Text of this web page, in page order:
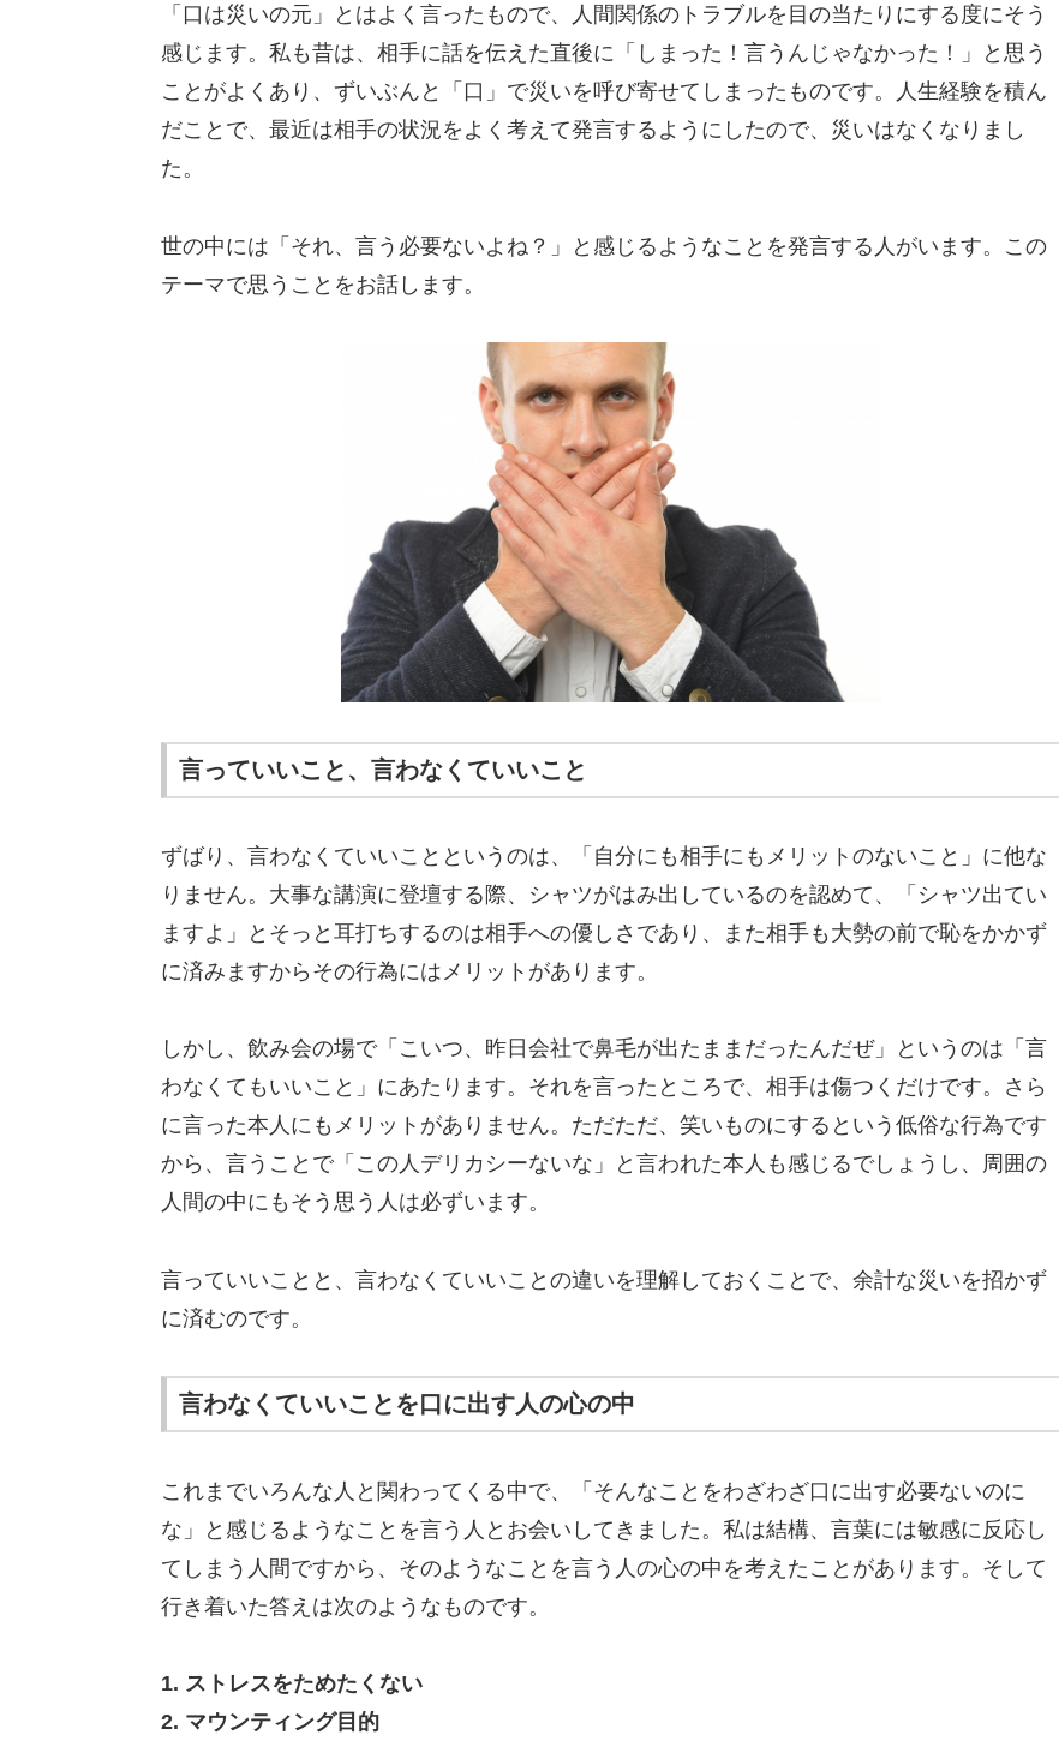
「口は災いの元」とはよく言ったもので、人間関係のトラブルを目の当たりにする度にそう
感じます。私も昔は、相手に話を伝えた直後に「しまった！言うんじゃなかった！」と思う
ことがよくあり、ずいぶんと「口」で災いを呼び寄せてしまったものです。人生経験を積ん
だことで、最近は相手の状況をよく考えて発言するようにしたので、災いはなくなりまし
た。
世の中には「それ、言う必要ないよね？」と感じるようなことを発言する人がいます。この
テーマで思うことをお話します。
言っていいこと、言わなくていいこと
ずばり、言わなくていいことというのは、「自分にも相手にもメリットのないこと」に他な
りません。大事な講演に登壇する際、シャツがはみ出しているのを認めて、「シャツ出てい
ますよ」とそっと耳打ちするのは相手への優しさであり、また相手も大勢の前で恥をかかず
に済みますからその行為にはメリットがあります。
しかし、飲み会の場で「こいつ、昨日会社で鼻毛が出たままだったんだぜ」というのは「言
わなくてもいいこと」にあたります。それを言ったところで、相手は傷つくだけです。さら
に言った本人にもメリットがありません。ただただ、笑いものにするという低俗な行為です
から、言うことで「この人デリカシーないな」と言われた本人も感じるでしょうし、周囲の
人間の中にもそう思う人は必ずいます。
言っていいことと、言わなくていいことの違いを理解しておくことで、余計な災いを招かず
に済むのです。
言わなくていいことを口に出す人の心の中
これまでいろんな人と関わってくる中で、「そんなことをわざわざ口に出す必要ないのに
な」と感じるようなことを言う人とお会いしてきました。私は結構、言葉には敏感に反応し
てしまう人間ですから、そのようなことを言う人の心の中を考えたことがあります。そして
行き着いた答えは次のようなものです。
1. ストレスをためたくない
2. マウンティング目的